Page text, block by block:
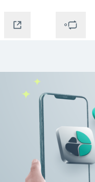
0